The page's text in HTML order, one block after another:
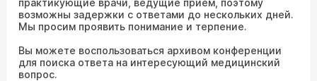
практикующие врачи, ведущие прием, поэтому
возможны задержки с ответами до нескольких дней.
Мы просим проявить понимание и терпение.
Вы можете воспользоваться архивом конференции
для поиска ответа на интересующий медицинский
вопрос.